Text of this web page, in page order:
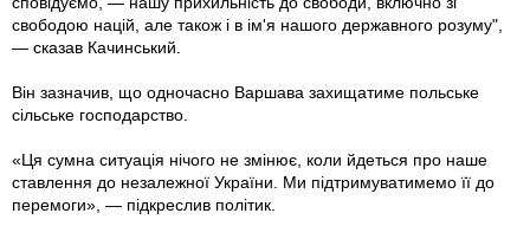
свободою націй, але також і в ім'я нашого державного розуму",
— сказав Качинський.
Він зазначив, що одночасно Варшава захищатиме польське
сільське господарство.
«Ця сумна ситуація нічого не змінює, коли йдеться про наше
ставлення до незалежної України. Ми підтримуватимемо її до
перемоги», — підкреслив політик.